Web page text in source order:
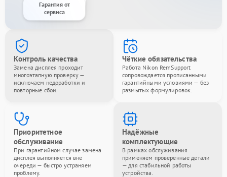
Гарантия от
сервиса
Контроль качества
Замена дисплея проходит
многоэтапную проверку —
исключаем недоработки и
повторные сбои.
Чёткие обязательства
Работа Nikon RemSupport
сопровождается прописанными
гарантийными условиями — без
размытых формулировок.
Приоритетное
обслуживание
При гарантийном случае замена
дисплея выполняется вне
очереди — быстро устраняем
проблему.
Надёжные
комплектующие
В рамках обслуживания
применяем проверенные детали
— для стабильной работы
устройства.